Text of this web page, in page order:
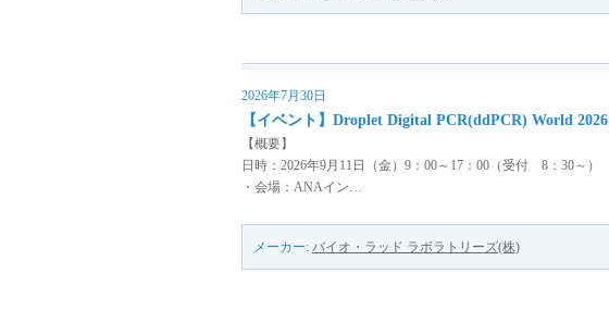
2026年7月30日
【イベント】Droplet Digital PCR(ddPCR) World 2026
【概要】
日時：2026年9月11日（金）9：00～17：00（受付 8：30～）
・会場：ANAイン…
メーカー: バイオ・ラッド ラボラトリーズ(株)